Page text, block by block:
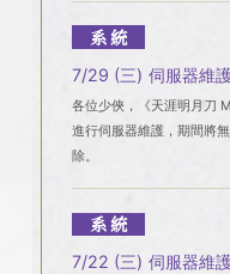
系統
7/29 (三) 伺服器維
各位少俠，《天涯明月刀
進行伺服器維護，期間將
除。
系統
7/22 (三) 伺服器維